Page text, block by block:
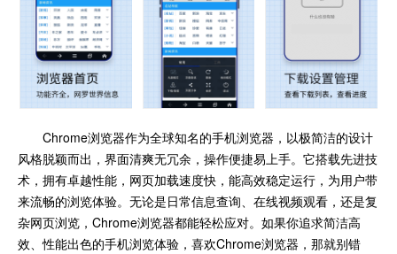
Chrome浏览器作为全球知名的手机浏览器，以极简洁的设计
风格脱颖而出，界面清爽无冗余，操作便捷易上手。它搭载先进技
术，拥有卓越性能，网页加载速度快，能高效稳定运行，为用户带
来流畅的浏览体验。无论是日常信息查询、在线视频观看，还是复
杂网页浏览，Chrome浏览器都能轻松应对。如果你追求简洁高
效、性能出色的手机浏览体验，喜欢Chrome浏览器，那就别错